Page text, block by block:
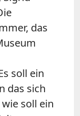
das
soll ein
das sich
soll ein